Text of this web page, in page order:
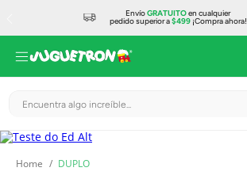
EnvíoGRATUITOen cualquier
pedido superior a$499¡Compra ahora!
Encuentra algo increíble...
DUPLO